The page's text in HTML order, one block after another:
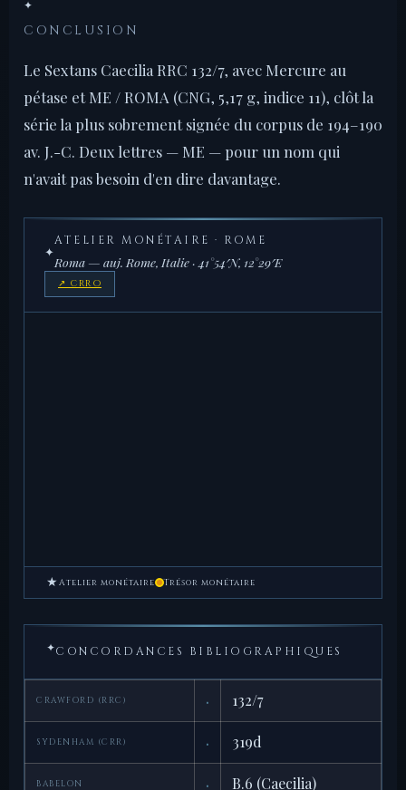
✦
CONCLUSION
Le Sextans Caecilia RRC 132/7, avec Mercure au
pétase et ME / ROMA (CNG, 5,17 g, indice 11), clôt la
série la plus sobrement signée du corpus de 194–190
av. J.-C. Deux lettres — ME — pour un nom qui
n'avait pas besoin d'en dire davantage.
✦
ATELIER MONÉTAIRE · ROME
Roma — auj. Rome, Italie · 41°54′N, 12°29′E
↗ CRRO
★ Atelier monétaire Trésor monétaire
✦CONCORDANCES BIBLIOGRAPHIQUES
CRAWFORD (RRC) · 132/7
SYDENHAM (CRR) · 319d
BABELON · B.6 (Caecilia)